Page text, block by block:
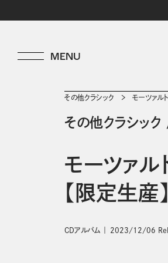
その他クラシック モーツァル
その他クラシック
モーツァ
【限定生産】
CDアルバム 2023/12/06